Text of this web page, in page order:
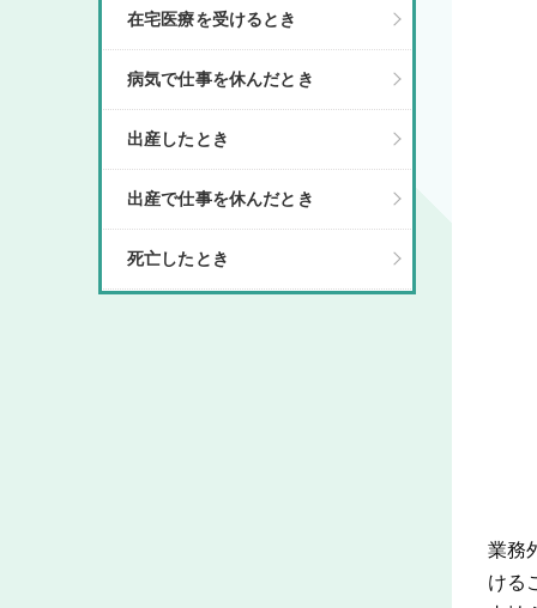
業務
ける
在宅医療を受けるとき
病気で仕事を休んだとき
出産したとき
出産で仕事を休んだとき
死亡したとき